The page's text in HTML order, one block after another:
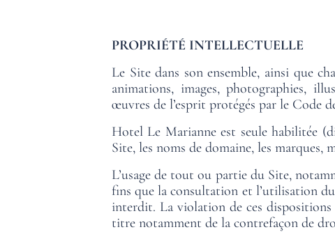
PROPRIÉTÉ INTELLECTUELLE
Le Site dans son ensemble, ainsi que
animations, images, photographies,
œuvres de l’esprit protégés par le Code
Hotel Le Marianne est seule habilitée
Site, les noms de domaine, les
L’usage de tout ou partie du Site,
fins que la consultation et l’utilisation
interdit. La violation de ces
titre notamment de la contrefaçon de